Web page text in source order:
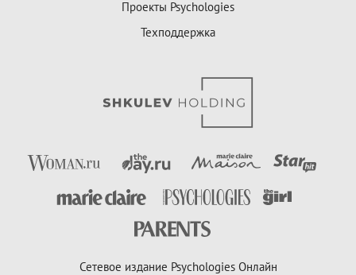
Проекты Psychologies
Техподдержка
Сетевое издание Psychologies Онлайн